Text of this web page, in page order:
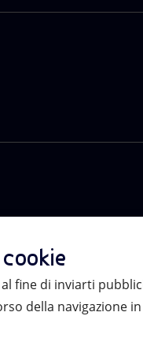
fine di inviarti
della navigazione